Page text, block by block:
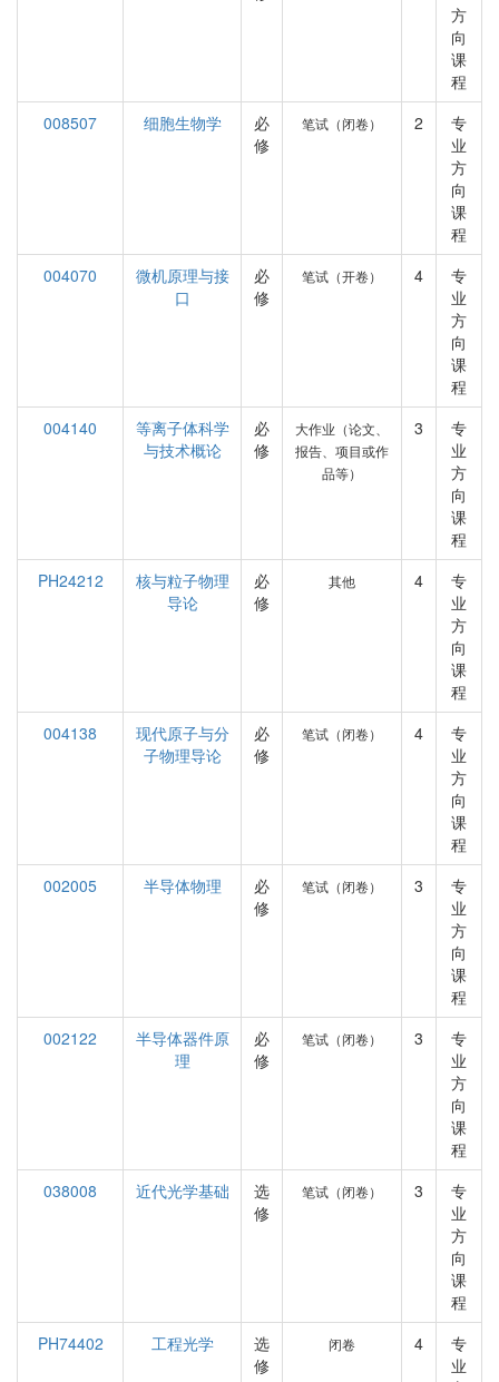
方
向
课
程
008507
细胞生物学
必
修
笔试（闭卷） 2
专
业
方
向
课
程
004070
微机原理与接
口
必
修
笔试（开卷） 4
专
业
方
向
课
程
004140
等离子体科学
与技术概论
必
修
大作业（论文、
报告、项目或作
品等）
3
专
业
方
向
课
程
PH24212
核与粒子物理
导论
必
修
其他 4
专
业
方
向
课
程
004138
现代原子与分
子物理导论
必
修
笔试（闭卷） 4
专
业
方
向
课
程
002005
半导体物理
必
修
笔试（闭卷） 3
专
业
方
向
课
程
002122
半导体器件原
理
必
修
笔试（闭卷） 3
专
业
方
向
课
程
038008
近代光学基础
选
修
笔试（闭卷） 3
专
业
方
向
课
程
PH74402
工程光学
选
修
闭卷 4
专
业